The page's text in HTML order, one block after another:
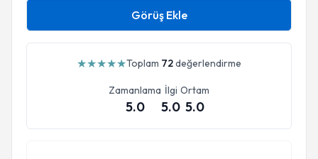
Görüş Ekle
★★★★★Toplam 72değerlendirme
Zamanlama
5.0
İlgi
5.0
Ortam
5.0